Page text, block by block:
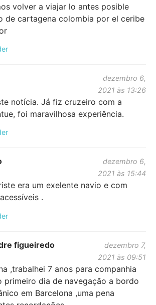
volver a viajar lo antes posible
de cartagena colombia por el ceribe
dezembro 6,
2021 às 13:26
notícia. Já fiz cruzeiro com a
foi maravilhosa experiência.
dezembro 6,
2021 às 15:44
era um exelente navio e com
.
figueiredo
dezembro 7,
2021 às 09:51
,trabalhei 7 anos para companhia
primeiro dia de navegação a bordo
em Barcelona ,uma pena